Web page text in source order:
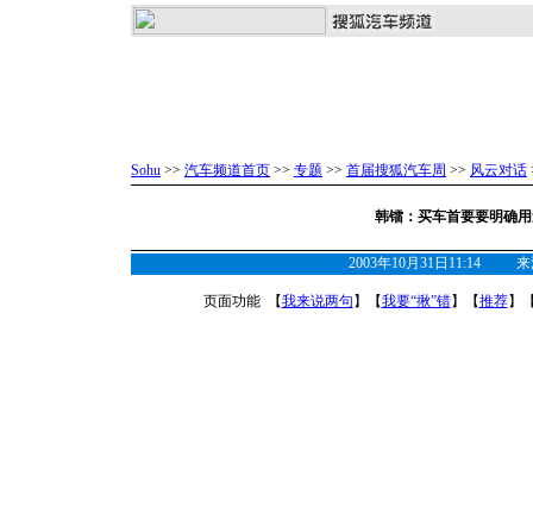
Sohu >> 汽车频道首页 >> 专题 >> 首届搜狐汽车周 >> 风云对话
韩镭：买车首要要明确
2003年10月31日11:14 来
页面功能 【我来说两句 】【我要“揪”错】【推荐】